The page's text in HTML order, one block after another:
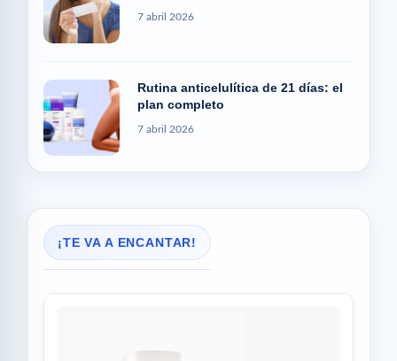
7 abril 2026
Rutina anticelulítica de 21 días: el
plan completo
7 abril 2026
¡TE VA A ENCANTAR!